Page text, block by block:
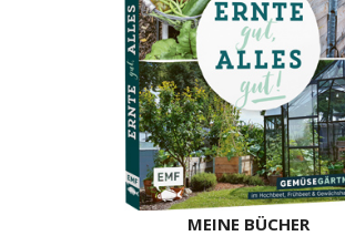
MEINE BÜCHER